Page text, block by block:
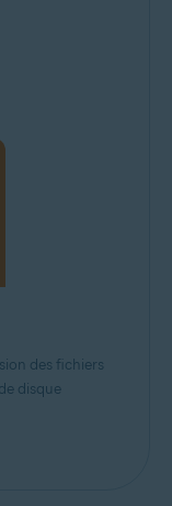
des fichiers
disque